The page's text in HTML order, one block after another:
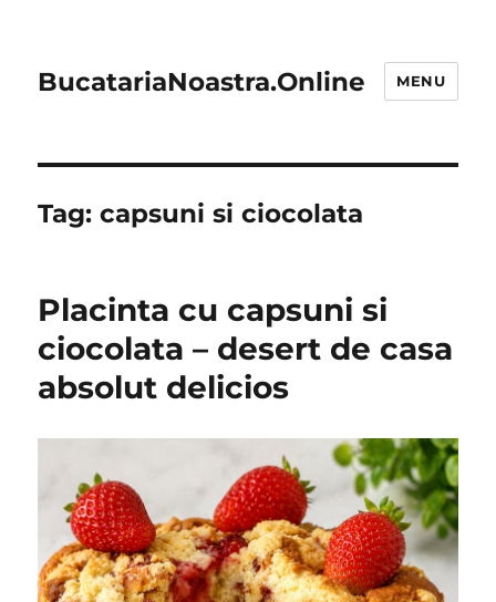
BucatariaNoastra.Online MENU
Tag:capsuni si ciocolata
Placinta cu capsuni si
ciocolata – desert de casa
absolut delicios